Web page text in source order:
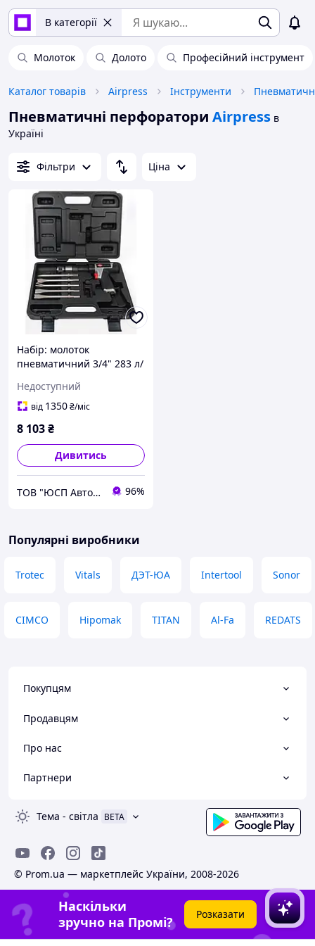
В категорії
Молоток Долото Професійний інструмент
Каталог товарів Airpress Інструменти
Пневматичні перфоратори Airpress в
Україні
Фільтри Ціна
Набір: молоток
пневматичний 3/4" 283 л/
Недоступний
від 1350₴/міс
8 103₴
Дивитись
ТОВ "ЮСП Автомотів Україна" 96%
Популярні виробники
Trotec Vitals ДЭТ-ЮА Intertool Sonor
CIMCO Hipomak TITAN Al-Fa REDATS
Покупцям
Продавцям
Про нас
Партнери
Тема - світла BETA
© Prom.ua — маркетплейс України, 2008-2026
Наскільки
зручно на Промі?
Розказати